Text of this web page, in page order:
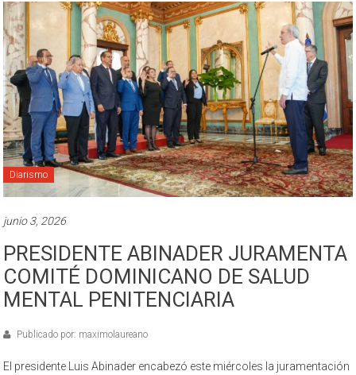
Diarismo
junio 3, 2026
PRESIDENTE ABINADER JURAMENTA
COMITÉ DOMINICANO DE SALUD
MENTAL PENITENCIARIA
Publicado por: maximolaureano
El presidente Luis Abinader encabezó este miércoles la juramentación